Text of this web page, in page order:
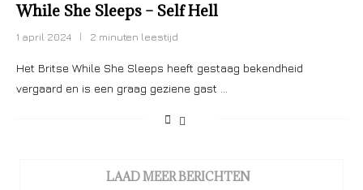
While She Sleeps – Self Hell
1 april 2024 2 minuten leestijd
Het Britse While She Sleeps heeft gestaag bekendheid
vergaard en is een graag geziene gast …
LAAD MEER BERICHTEN